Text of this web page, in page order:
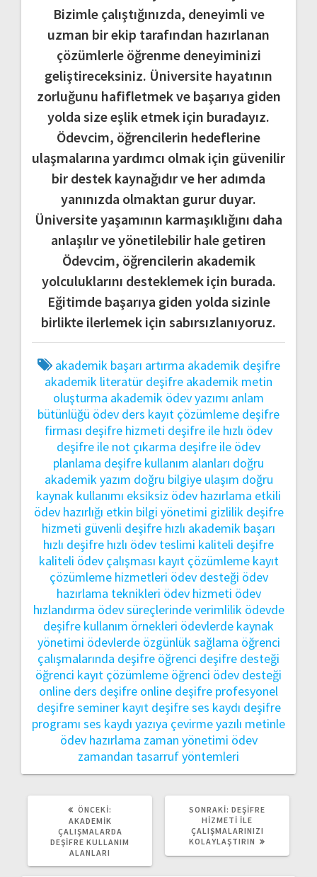
Bizimle çalıştığınızda, deneyimli ve
uzman bir ekip tarafından hazırlanan
çözümlerle öğrenme deneyiminizi
geliştireceksiniz. Üniversite hayatının
zorluğunu hafifletmek ve başarıya giden
yolda size eşlik etmek için buradayız.
Ödevcim, öğrencilerin hedeflerine
ulaşmalarına yardımcı olmak için güvenilir
bir destek kaynağıdır ve her adımda
yanınızda olmaktan gurur duyar.
Üniversite yaşamının karmaşıklığını daha
anlaşılır ve yönetilebilir hale getiren
Ödevcim, öğrencilerin akademik
yolculuklarını desteklemek için burada.
Eğitimde başarıya giden yolda sizinle
birlikte ilerlemek için sabırsızlanıyoruz.
akademik başarı artırma akademik deşifre
akademik literatür deşifre akademik metin
oluşturma akademik ödev yazımı anlam
bütünlüğü ödev ders kayıt çözümleme deşifre
firması deşifre hizmeti deşifre ile hızlı ödev
deşifre ile not çıkarma deşifre ile ödev
planlama deşifre kullanım alanları doğru
akademik yazım doğru bilgiye ulaşım doğru
kaynak kullanımı eksiksiz ödev hazırlama etkili
ödev hazırlığı etkin bilgi yönetimi gizlilik deşifre
hizmeti güvenli deşifre hızlı akademik başarı
hızlı deşifre hızlı ödev teslimi kaliteli deşifre
kaliteli ödev çalışması kayıt çözümleme kayıt
çözümleme hizmetleri ödev desteği ödev
hazırlama teknikleri ödev hizmeti ödev
hızlandırma ödev süreçlerinde verimlilik ödevde
deşifre kullanım örnekleri ödevlerde kaynak
yönetimi ödevlerde özgünlük sağlama öğrenci
çalışmalarında deşifre öğrenci deşifre desteği
öğrenci kayıt çözümleme öğrenci ödev desteği
online ders deşifre online deşifre profesyonel
deşifreseminer kayıt deşifreses kaydı deşifre
programı ses kaydı yazıya çevirmeyazılı metinle
ödev hazırlama zaman yönetimi ödev
zamandan tasarruf yöntemleri
ÖNCEKI:
AKADEMIK
ÇALIŞMALARDA
DEŞIFRE KULLANIM
ALANLARI
SONRAKI: SONRAKI
YAZI:
DEŞIFRE
HIZMETI ILE
ÇALIŞMALARINIZI
KOLAYLAŞTIRIN